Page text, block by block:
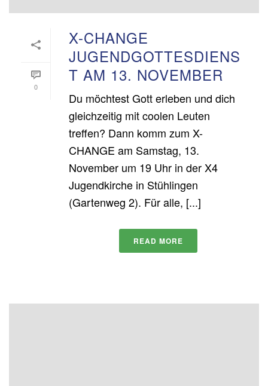
0
X-CHANGE
JUGENDGOTTESDIENS
T AM 13. NOVEMBER
Du möchtest Gott erleben und dich
gleichzeitig mit coolen Leuten
treffen? Dann komm zum X-
CHANGE am Samstag, 13.
November um 19 Uhr in der X4
Jugendkirche in Stühlingen
(Gartenweg 2). Für alle, [...]
READ MORE